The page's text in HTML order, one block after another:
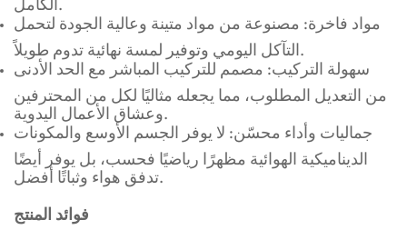
مواد فاخرة: مصنوعة من مواد متينة وعالية الجودة لتحمل
سهولة التركيب: مصمم للتركيب المباشر مع الحد الأدنى
من التعديل المطلوب، مما يجعله مثاليًا لكل من المحترفين
جماليات وأداء محسّن: لا يوفر الجسم الأوسع والمكونات
الديناميكية الهوائية مظهرًا رياضيًا فحسب، بل يوفر أيضًا
فوائد المنتج